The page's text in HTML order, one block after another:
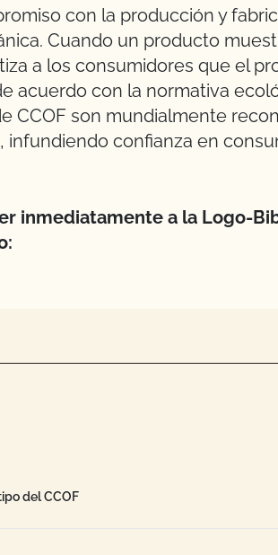
con la producción y
Cuando un producto
a los consumidores que el
acuerdo con la normativa
CCOF son mundialmente
confianza en
inmediatamente a la Logo-
del CCOF